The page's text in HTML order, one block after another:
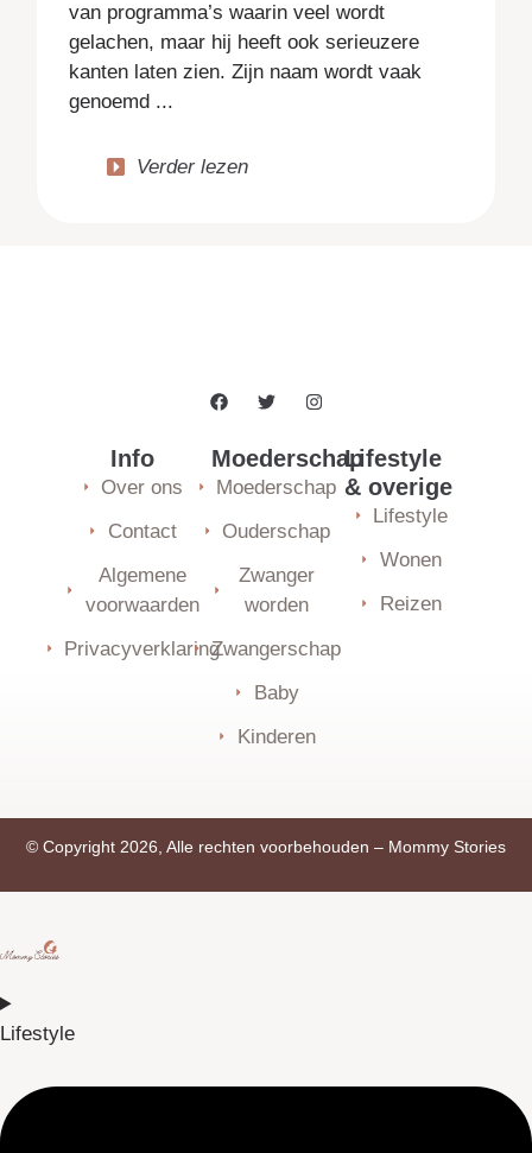
van programma’s waarin veel wordt
gelachen, maar hij heeft ook serieuzere
kanten laten zien. Zijn naam wordt vaak
genoemd ...
Verder lezen
Info
Over ons
Contact
Algemene
voorwaarden
Privacyverklaring
Moederschap
Moederschap
Ouderschap
Zwanger
worden
Zwangerschap
Baby
Kinderen
Lifestyle
& overige
Lifestyle
Wonen
Reizen
© Copyright 2026, Alle rechten voorbehouden – Mommy Stories
Lifestyle